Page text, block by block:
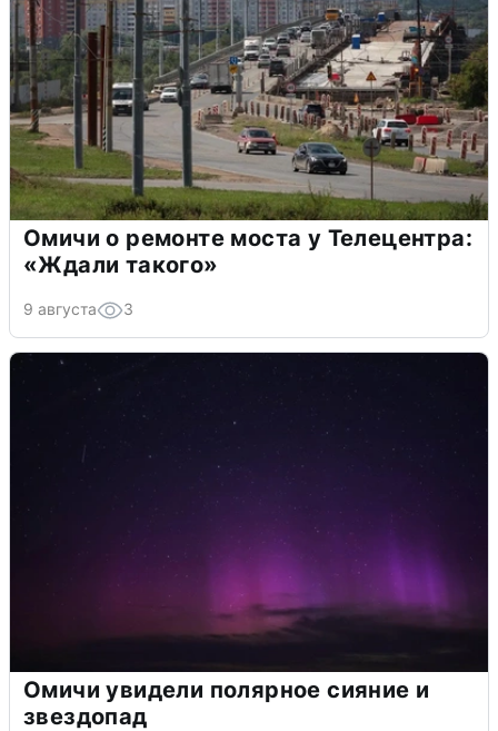
Омичи о ремонте моста у Телецентра:
«Ждали такого»
9 августа 3
Омичи увидели полярное сияние и
звездопад